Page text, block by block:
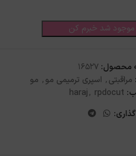
موجود شد خبرم کن
محصول: 16527
مراقبتی, اسپری ترمیمی مو, مو
haraj, rpdocut